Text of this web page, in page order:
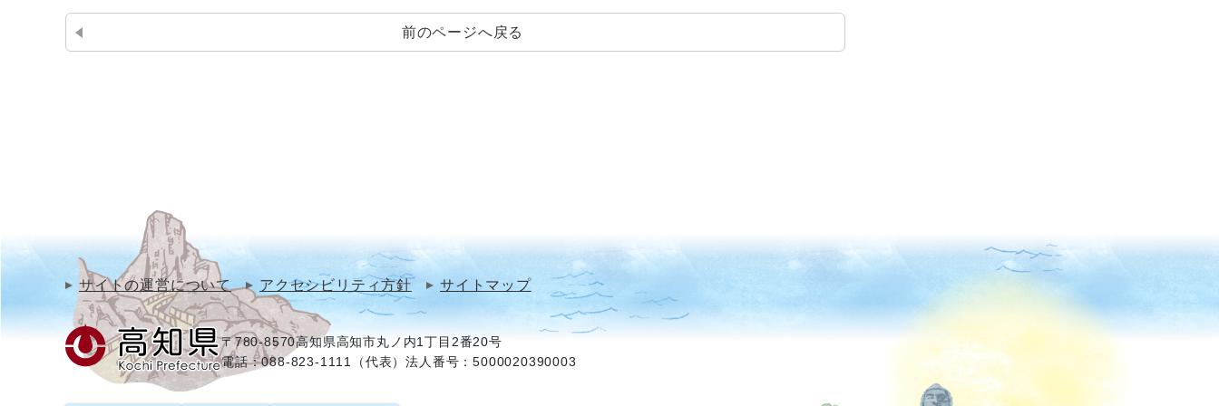
前のページへ戻る
サイトの運営について アクセシビリティ方針 サイトマップ
〒780-8570高知県高知市丸ノ内1丁目2番20号
電話：088-823-1111（代表）法人番号：5000020390003